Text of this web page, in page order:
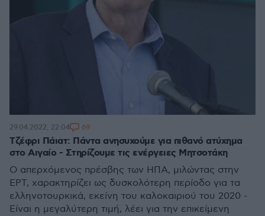
Τζέφρι Πάιατ: Πάντα ανησυχούμε για πιθανό ατύχημα
στο Αιγαίο - Στηρίζουμε τις ενέργειες Μητσοτάκη
Ο απερχόμενος πρέσβης των ΗΠΑ, μιλώντας στην
ΕΡΤ, χαρακτηρίζει ως δυσκολότερη περίοδο για τα
ελληνοτουρκικά, εκείνη του καλοκαιριού του 2020 -
Είναι η μεγαλύτερη τιμή, λέει για την επικείμενη
29.04.2022, 22:04 69